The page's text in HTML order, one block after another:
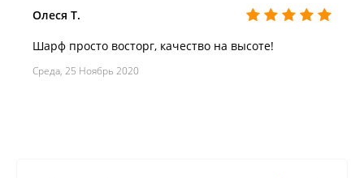
Олеся Т.
Шарф просто восторг, качество на высоте!
Среда, 25 Ноябрь 2020